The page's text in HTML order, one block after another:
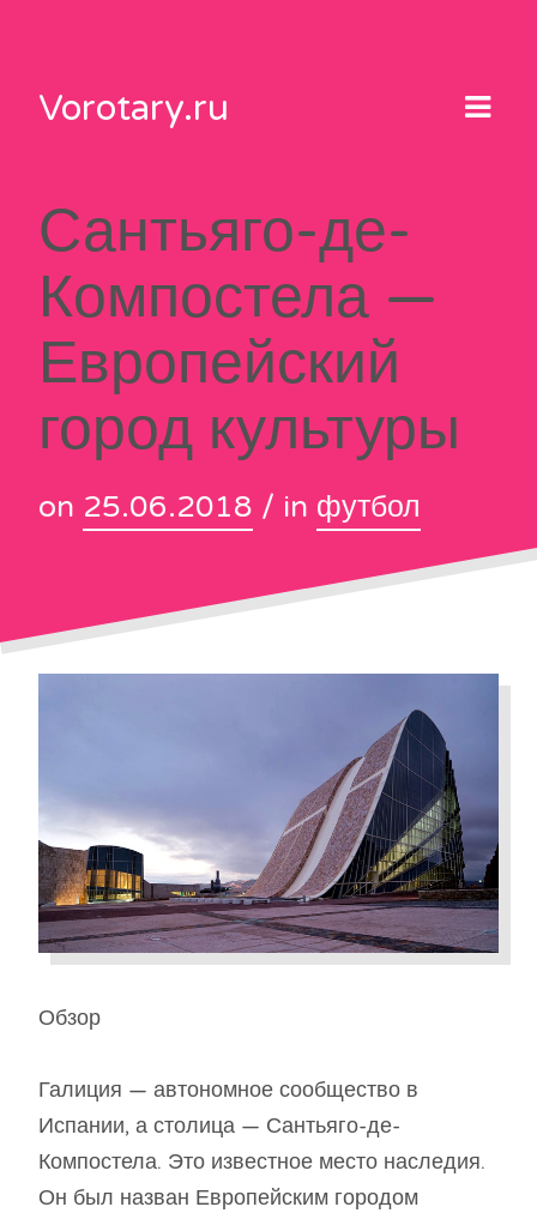
contentVorotary.ru
Сантьяго-де-
Компостела —
Европейский
город культуры
on 25.06.2018 / in футбол
Обзор
Галиция — автономное сообщество в
Испании, а столица — Сантьяго-де-
Компостела. Это известное место наследия.
Он был назван Европейским городом